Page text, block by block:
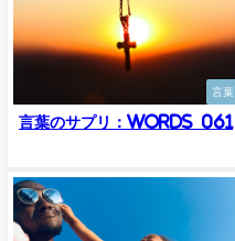
言葉
言葉のサプリ：Words_061